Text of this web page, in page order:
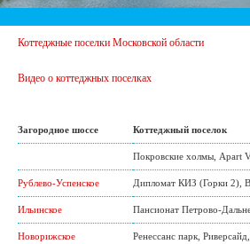
Коттеджные поселки Московской области
Видео о коттеджных поселках
Загородное шоссе Коттеджный поселок
Покровские холмы Apart
Рублево-Успенское Дипломат КИЗ (Горки 2)
Ильинское Пансионат Петрово-
Новорижское Ренессанс парк Риверсайд